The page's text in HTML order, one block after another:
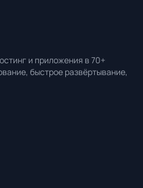
и приложения в 70+
быстрое развёртывание,